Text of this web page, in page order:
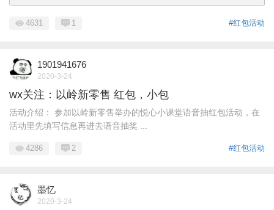
#红包活动
4631 1
1901941676
2020-3-24
wx关注：以岭新零售 红包，小包
活动介绍： 参加以岭新零售举办的悦心小课堂语音抽红包活动，在
活动里先填写信息再进去语音抽奖 ...
#红包活动
4286 2
墨忆
2020-3-24